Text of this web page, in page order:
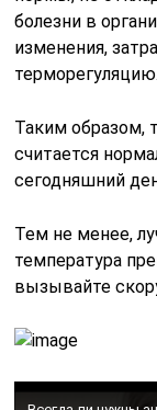
болезни в
изменения,
терморегуляцию.
Таким образом,
считается
сегодняшний
Тем не менее,
температура
вызывайте